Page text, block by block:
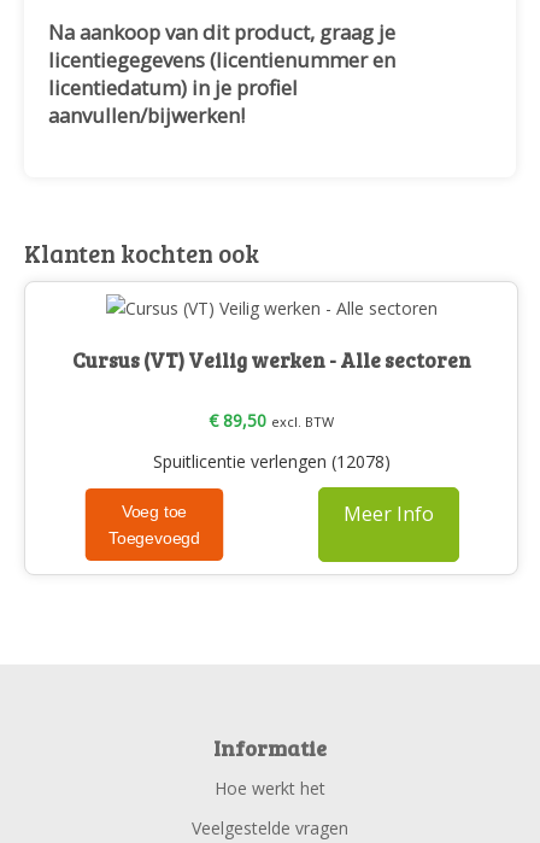
Na aankoop van dit product, graag je
licentiegegevens (licentienummer en
licentiedatum) in je profiel
aanvullen/bijwerken!
Klanten kochten ook
Cursus (VT) Veilig werken - Alle sectoren
€ 89,50 excl. BTW
Spuitlicentie verlengen (12078)
Voeg toe
Toegevoegd
Meer Info
Informatie
Hoe werkt het
Veelgestelde vragen